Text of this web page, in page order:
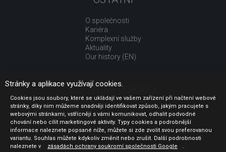
O společnosti
Kariéra
Komplexní služby
Aktuality
Our history (EN)
UŽITEČNÉ ODKAZY
Jak nakupovat
Obchodní podmínky
GDPR - ochrana osobních údajů
Profil zadavatele
Sdělení před uzavřením kupní smlouvy pro spotřebitele
Stránky a aplikace využívají cookies.
Cookies jsou soubory, které se ukládají ve vašem zařízení při načtení webové
stránky, díky nim můžeme snadněji identifikovat způsob, jakým pracujete s
webovými stránkami, vstřícněji s vámi komunikovat, odhalit podvodné
chování nebo cílit marketingové aktivity. Typy cookies a podrobnější
informace naleznete popsané níže, můžete si zde zvolit svou preferovanou
variantu. Souhlas můžete kdykoliv změnit nebo zrušit. Další podrobnosti
naleznete v
zásadách ochrany soukromí společnosti Google .